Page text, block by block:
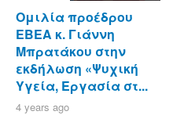
Ομιλία προέδρου
ΕΒΕΑ κ. Γιάννη
Μπρατάκου στην
εκδήλωση «Ψυχική
Υγεία, Εργασία στ...
4 years ago